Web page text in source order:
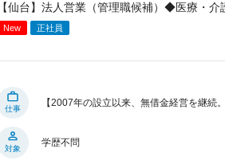
【仙台】法人営業（管理職候補）◆医療・
New 正社員
仕事
【2007年の設立以来、無借金経営を継続
対象
学歴不問